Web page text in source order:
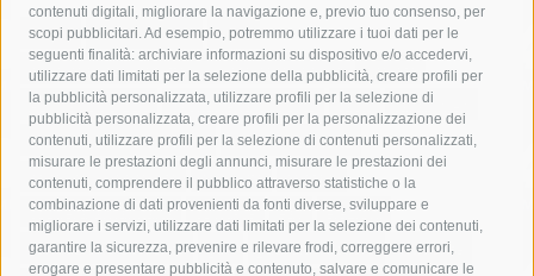
contenuti digitali, migliorare la navigazione e, previo tuo consenso, per
scopi pubblicitari. Ad esempio, potremmo utilizzare i tuoi dati per le
seguenti finalità: archiviare informazioni su dispositivo e/o accedervi,
utilizzare dati limitati per la selezione della pubblicità, creare profili per
la pubblicità personalizzata, utilizzare profili per la selezione di
pubblicità personalizzata, creare profili per la personalizzazione dei
contenuti, utilizzare profili per la selezione di contenuti personalizzati,
misurare le prestazioni degli annunci, misurare le prestazioni dei
contenuti, comprendere il pubblico attraverso statistiche o la
combinazione di dati provenienti da fonti diverse, sviluppare e
migliorare i servizi, utilizzare dati limitati per la selezione dei contenuti,
garantire la sicurezza, prevenire e rilevare frodi, correggere errori,
erogare e presentare pubblicità e contenuto, salvare e comunicare le
acqua allerta meteo
anas
area marina protetta di punta campanella
arresto
Asl Napoli 3 sud
capitaneria di porto capri
carabinieri
castellammare di stabia
circumvesuviana
comune di sorrento
concerto
contagi
costiera amalfitana
covid-19 eav
elezioni
fondazione sorrento
gori guardia costiera
incidente